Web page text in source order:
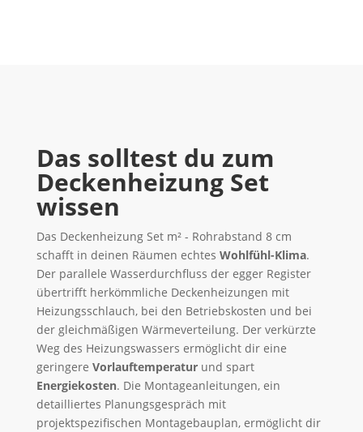
Das solltest du zum
Deckenheizung Set
wissen
Das Deckenheizung Set m² - Rohrabstand 8 cm
schafft in deinen Räumen echtes Wohlfühl-Klima.
Der parallele Wasserdurchfluss der egger Register
übertrifft herkömmliche Deckenheizungen mit
Heizungsschlauch, bei den Betriebskosten und bei
der gleichmäßigen Wärmeverteilung. Der verkürzte
Weg des Heizungswassers ermöglicht dir eine
geringere Vorlauftemperaturund spart
Energiekosten. Die Montageanleitungen, ein
detailliertes Planungsgespräch mit
projektspezifischen Montagebauplan, ermöglicht dir